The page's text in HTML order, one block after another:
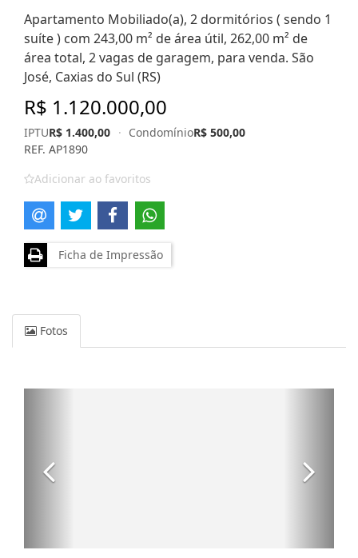
Apartamento Mobiliado(a), 2 dormitórios ( sendo 1
suíte ) com 243,00 m² de área útil, 262,00 m² de
área total, 2 vagas de garagem, para venda. São
José, Caxias do Sul (RS)
R$ 1.120.000,00
IPTUR$ 1.400,00 · CondomínioR$ 500,00
REF. AP1890
Adicionar ao favoritos
Ficha de Impressão
Fotos